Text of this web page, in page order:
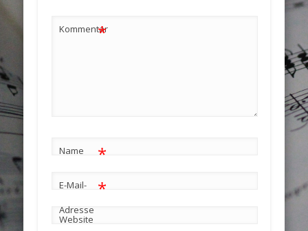
Kommentar
*
Name *
E-Mail-
Adresse
*
Website